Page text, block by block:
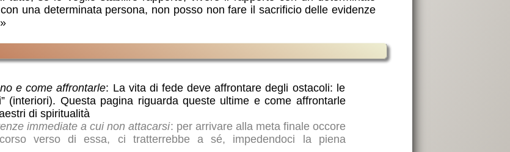
una determinata persona, non posso non fare il sacrificio delle evidenze
immediate a cui non attacarsi: per arrivare alla meta finale occore
verso di essa, ci tratterrebbe a sé, impedendoci la piena
e come affrontarle: La vita di fede deve affrontare degli ostacoli: le
(interiori). Questa pagina riguarda queste ultime e come affrontarle
di spiritualità